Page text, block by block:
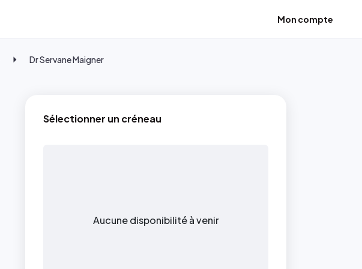
Mon compte
Dr Servane Maigner
Sélectionner un créneau
Aucune disponibilité à venir